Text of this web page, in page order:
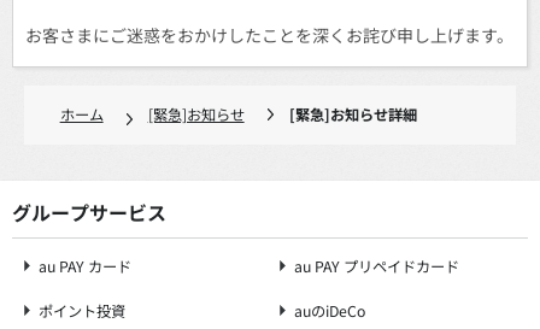
お客さまにご迷惑をおかけしたことを深くお詫び申し上げます。
ホーム [緊急]お知らせ [緊急]お知らせ詳細
グループサービス
au PAY カード au PAY プリペイドカード
ポイント投資 auのiDeCo